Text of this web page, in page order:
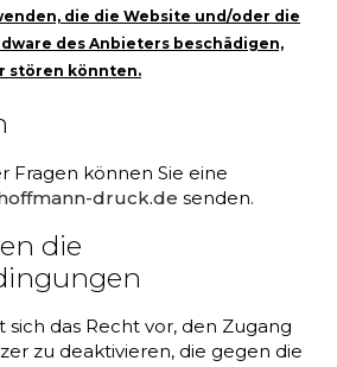
die die Website und/oder die
des Anbieters beschädigen,
stören könnten.
Fragen können Sie eine
druck.de senden.
die
das Recht vor, den Zugang
zu deaktivieren, die gegen die